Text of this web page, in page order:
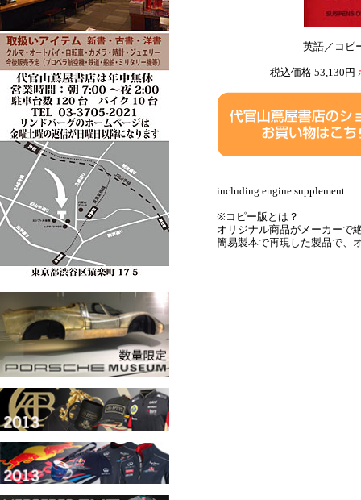
英語／コピ
税込価格 53,130円
including engine supplement
※コピー版とは？
オリジナル商品がメーカーで
簡易製本で再現した製品で、